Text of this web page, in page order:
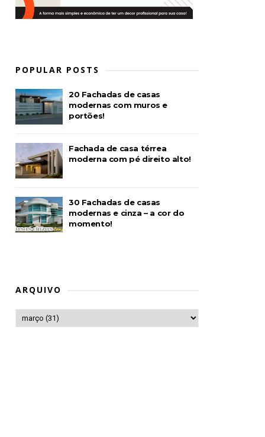
POPULAR POSTS
20 Fachadas de casas
modernas com muros e
portões!
Fachada de casa térrea
moderna com pé direito alto!
30 Fachadas de casas
modernas e cinza – a cor do
momento!
ARQUIVO